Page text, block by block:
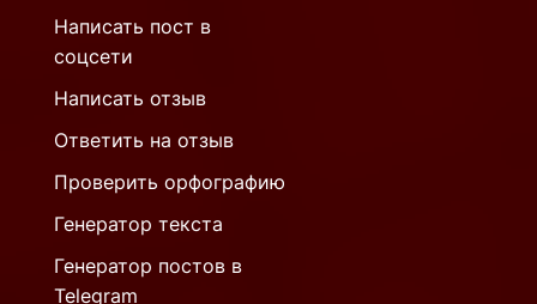
Написать пост в
соцсети
Написать отзыв
Ответить на отзыв
Проверить орфографию
Генератор текста
Генератор постов в
Telegram